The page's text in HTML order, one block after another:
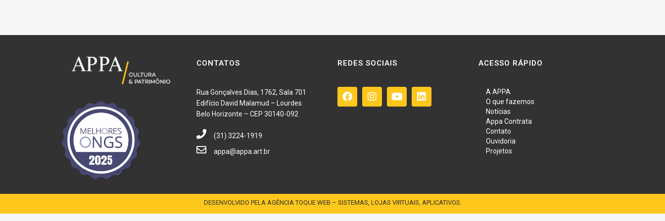
CONTATOS
Rua Gonçalves Dias, 1762, Sala 701
Edifício David Malamud – Lourdes
Belo Horizonte – CEP 30140-092
(31) 3224-1919
appa@appa.art.br
REDES SOCIAIS ACESSO RÁPIDO
A APPA
O que fazemos
Notícias
Appa Contrata
Contato
Ouvidoria
Projetos
DESENVOLVIDO PELA AGÊNCIA TOQUE WEB – SISTEMAS, LOJAS VIRTUAIS, APLICATIVOS.